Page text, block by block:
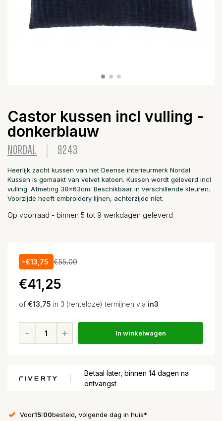
Castor kussen incl vulling -
donkerblauw
NORDAL 9243
Heerlijk zacht kussen van het Deense interieurmerk Nordal.
Kussen is gemaakt van velvet katoen. Kussen wordt geleverd incl
vulling. Afmeting 38x63cm. Beschikbaar in verschillende kleuren.
Voorzijde heeft embroidery lijnen, achterzijde niet.
Op voorraad - binnen 5 tot 9 werkdagen geleverd
-€13,75 €55,00
€41,25
of €13,75 in 3 (renteloze) termijnen via in3
In winkelwagen
Betaal later, binnen 14 dagen na
ontvangst
Voor15:00besteld, volgende dag in huis*